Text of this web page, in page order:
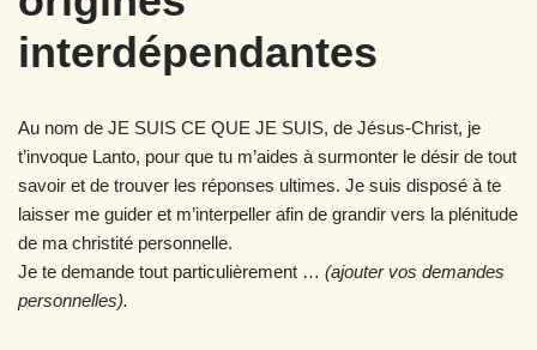
interdépendantes
Au nom de JE SUIS CE QUE JE SUIS, de Jésus-Christ, je
t’invoque Lanto, pour que tu m’aides à surmonter le désir de tout
savoir et de trouver les réponses ultimes. Je suis disposé à te
laisser me guider et m’interpeller afin de grandir vers la plénitude
de ma christité personnelle.
Je te demande tout particulièrement … (ajouter vos demandes
personnelles).